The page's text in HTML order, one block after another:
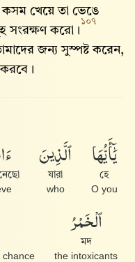
খেয়ে তা ভেঙে
সংরক্ষণ করো।
১০৭
জন্য সুস্পষ্ট করেন,
يَٰٓأَيُّهَا
হে
O you
ٱلَّذِينَ
যারা
who
ٱلْخَمْرُ
মদ
the intoxicants
chance